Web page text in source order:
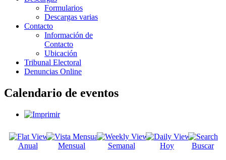
Formularios
Descargas varias
Contacto
Información de
Contacto
Ubicación
Tribunal Electoral
Denuncias Online
Calendario de eventos
Anual Mensual Semanal Hoy Buscar